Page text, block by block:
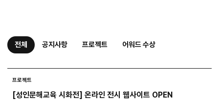
전체 공지사항 프로젝트 어워드 수상
프로젝트
[성인문해교육 시화전] 온라인 전시 웹사이트 OPEN